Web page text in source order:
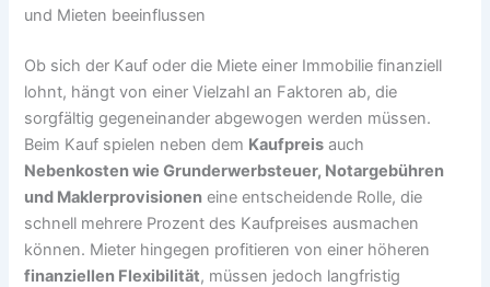
und Mieten beeinflussen
Ob sich der Kauf oder die Miete einer Immobilie finanziell
lohnt, hängt von einer Vielzahl an Faktoren ab, die
sorgfältig gegeneinander abgewogen werden müssen.
Beim Kauf spielen neben dem Kaufpreis auch
Nebenkosten wie Grunderwerbsteuer, Notargebühren
und Maklerprovisionen eine entscheidende Rolle, die
schnell mehrere Prozent des Kaufpreises ausmachen
können. Mieter hingegen profitieren von einer höheren
finanziellen Flexibilität, müssen jedoch langfristig